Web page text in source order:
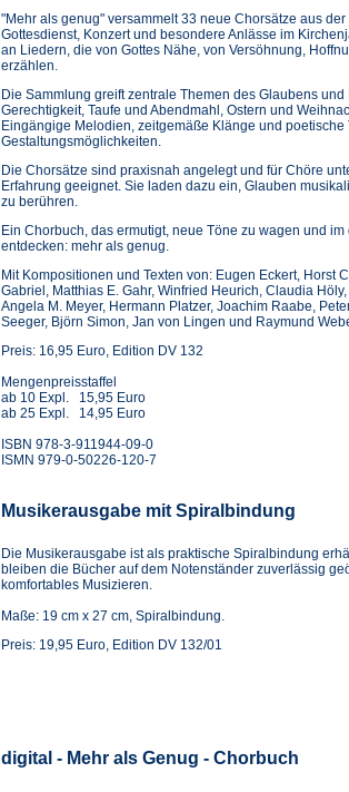
"Mehr als genug" versammelt 33 neue Chorsätze aus
Gottesdienst, Konzert und besondere Anlässe im
an Liedern, die von Gottes Nähe, von Versöhnung,
erzählen.
Die Sammlung greift zentrale Themen des Glaubens
Gerechtigkeit, Taufe und Abendmahl, Ostern und
Eingängige Melodien, zeitgemäße Klänge und
Gestaltungsmöglichkeiten.
Die Chorsätze sind praxisnah angelegt und für Chöre
Erfahrung geeignet. Sie laden dazu ein, Glauben
zu berühren.
Ein Chorbuch, das ermutigt, neue Töne zu wagen und
entdecken: mehr als genug.
Mit Kompositionen und Texten von: Eugen Eckert, Horst
Gabriel, Matthias E. Gahr, Winfried Heurich, Claudia
Angela M. Meyer, Hermann Platzer, Joachim Raabe,
Seeger, Björn Simon, Jan von Lingen und Raymund
Preis: 16,95 Euro, Edition DV 132
Mengenpreisstaffel
ab 10 Expl. 15,95 Euro
ab 25 Expl. 14,95 Euro
ISBN 978-3-911944-09-0
ISMN 979-0-50226-120-7
Musikerausgabe mit Spiralbindung
Die Musikerausgabe ist als praktische Spiralbindung
bleiben die Bücher auf dem Notenständer zuverlässig
komfortables Musizieren.
Maße: 19 cm x 27 cm, Spiralbindung.
Preis: 19,95 Euro, Edition DV 132/01
digital - Mehr als Genug - Chorbuch